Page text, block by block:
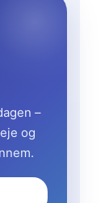
–
og